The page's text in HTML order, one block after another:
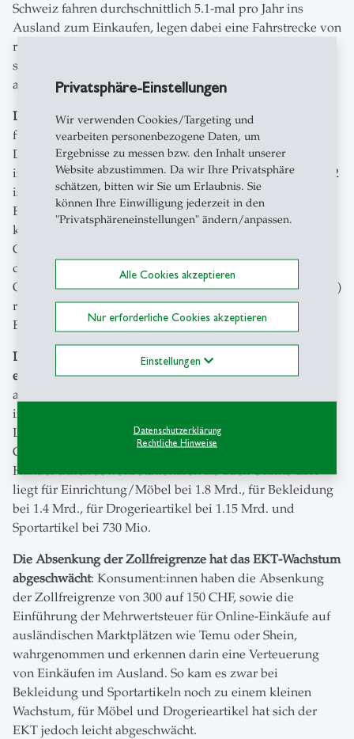
Privatsphäre-Einstellungen
Wir verwenden Cookies/Targeting und
vearbeiten personenbezogene Daten, um
Ergebnisse zu messen bzw. den Inhalt unserer
Website abzustimmen. Da wir Ihre Privatsphäre
schätzen, bitten wir Sie um Erlaubnis. Sie
können Ihre Einwilligung jederzeit in den
"Privatsphäreneinstellungen" ändern/anpassen.
Alle Cookies akzeptieren
Nur erforderliche Cookies akzeptieren
Einstellungen
Datenschutzerklärung
Rechtliche Hinweise
Schweiz fahren durchschnittlich 5.1-mal pro Jahr ins
Ausland zum Einkaufen, legen dabei eine Fahrstrecke von
rund 118 Kilometer zurück und geben im Durchschnitt in
stationären Geschäften 230 CHF pro Einkauf im Ausland
aus (188 CHF für Online-Einkäufe).
Leichte Zunahme des Einkaufstourismus: Die Einkäufe
für Einrichtung, Lebensmittel, Sportartikel, Textilien und
Drogerieartikel im Ausland erreichen im Jahr 2025
insgesamt 9.2 Milliarden CHF. Im Vergleich zum Jahr 2022
ist dies ein Anstieg um rund 10 %. Damit egalisiert der
EKT 2025 das Niveau aus dem Jahr 2017, als dieser bei
knapp 9.1 Milliarden CHF lag. Gemessen am
Gesamtumsatz des Schweizer Detailhandels entsprechen
diese 9.2 Mrd. CHF rund 9 % aller Konsumausgaben. Der
Online-EKT macht von den 9.2 Mrd. (stationär und online)
rund 1.6 Mrd. CHF aus und ist ebenso wie der stationäre
EKT um rund 10 % gewachsen.
Lebensmittel werden deutlich häufiger im Ausland
eingekauft: Der Zuwachs des EKT um 10 % geht fast
ausschliesslich auf mehr stationäre Lebensmitteleinkäufe
im benachbarten Ausland zurück. Diese Einkäufe für
Lebensmittel haben um rund 800 Mio. auf neu 4.0 Mrd.
CHF zugelegt. Der Umsatzverlust für den Schweizer
Handel durch sowohl stationären als auch Online-EKT
liegt für Einrichtung/Möbel bei 1.8 Mrd., für Bekleidung
bei 1.4 Mrd., für Drogerieartikel bei 1.15 Mrd. und
Sportartikel bei 730 Mio.
Die Absenkung der Zollfreigrenze hat das EKT-Wachstum
abgeschwächt: Konsument:innen haben die Absenkung
der Zollfreigrenze von 300 auf 150 CHF, sowie die
Einführung der Mehrwertsteuer für Online-Einkäufe auf
ausländischen Marktplätzen wie Temu oder Shein,
wahrgenommen und erkennen darin eine Verteuerung
von Einkäufen im Ausland. So kam es zwar bei
Bekleidung und Sportartikeln noch zu einem kleinen
Wachstum, für Möbel und Drogerieartikel hat sich der
EKT jedoch leicht abgeschwächt.